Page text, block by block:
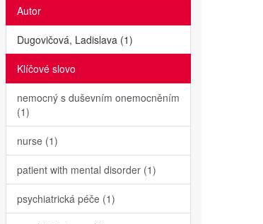
Autor
Dugovičová, Ladislava (1)
Klíčové slovo
nemocný s duševním onemocněním
(1)
nurse (1)
patient with mental disorder (1)
psychiatrická péče (1)